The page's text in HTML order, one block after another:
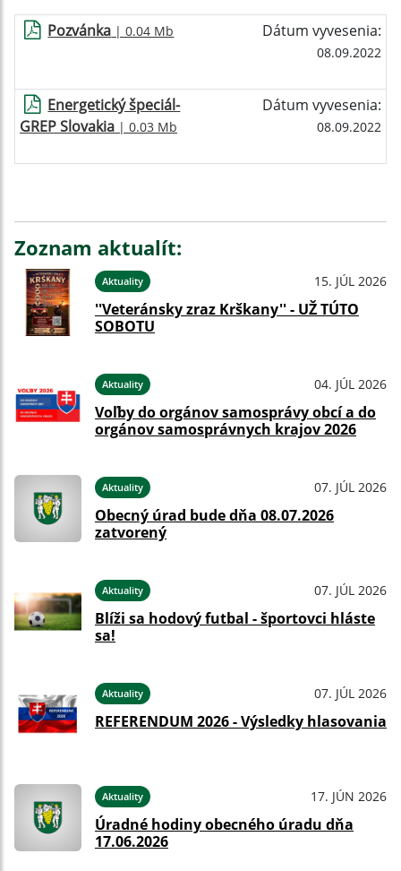
Pozvánka | 0.04 Mb Dátum vyvesenia:
08.09.2022
Energetický špeciál-
GREP Slovakia | 0.03 Mb
Dátum vyvesenia:
08.09.2022
Zoznam aktualít:
Aktuality 15. JÚL 2026
''Veteránsky zraz Krškany'' - UŽ TÚTO
SOBOTU
Aktuality 04. JÚL 2026
Voľby do orgánov samosprávy obcí a do
orgánov samosprávnych krajov 2026
Aktuality 07. JÚL 2026
Obecný úrad bude dňa 08.07.2026
zatvorený
Aktuality 07. JÚL 2026
Blíži sa hodový futbal - športovci hláste
sa!
Aktuality 07. JÚL 2026
REFERENDUM 2026 - Výsledky hlasovania
Aktuality 17. JÚN 2026
Úradné hodiny obecného úradu dňa
17.06.2026